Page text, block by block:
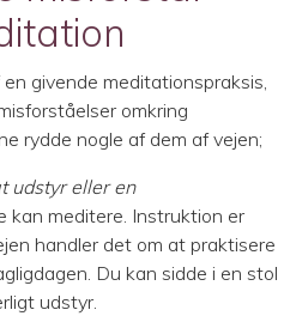
en givende meditationspraksis,
omkring
rydde nogle af dem af vejen;
udstyr eller en
kan meditere. Instruktion er
handler det om at praktisere
Du kan sidde i en stol
udstyr.